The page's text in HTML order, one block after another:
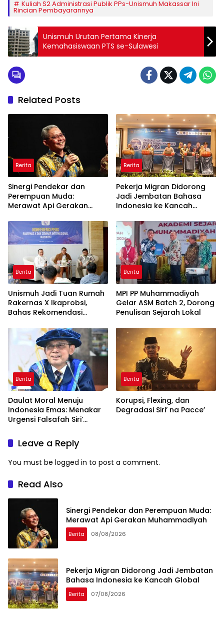
Kuliah S2 Administrasi Publik PPs-Unismuh Makassar Ini
Rincian Pembayarannya
Unismuh Urutan Pertama Kinerja
Kemahasiswaan PTS se-Sulawesi
Related Posts
Berita
Sinergi Pendekar dan
Perempuan Muda:
Merawat Api Gerakan
Berita
Pekerja Migran Didorong
Jadi Jembatan Bahasa
Indonesia ke Kancah
Berita
Unismuh Jadi Tuan Rumah
Rakernas X Ikaprobsi,
Bahas Rekomendasi
Indonesia di Tingkat
Global
Berita
MPI PP Muhammadiyah
Gelar ASM Batch 2, Dorong
Penulisan Sejarah Lokal
Berita
Daulat Moral Menuju
Indonesia Emas: Menakar
Urgensi Falsafah Siri’
Ancaman Kleptokrasi
Berita
Korupsi, Flexing, dan
Degradasi Siri’ na Pacce’
Leave a Reply
You must be logged in to post a comment.
Read Also
Sinergi Pendekar dan Perempuan Muda:
Merawat Api Gerakan Muhammadiyah
Berita 08/08/2026
Pekerja Migran Didorong Jadi Jembatan
Bahasa Indonesia ke Kancah Global
Berita 07/08/2026